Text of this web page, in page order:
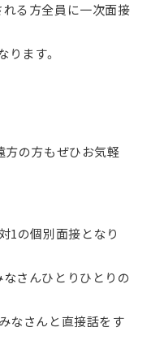
る方全員に一次面接
ます。
方の方もぜひお気軽
1の個別面接となり
さんひとりひとりの
なさんと直接話をす